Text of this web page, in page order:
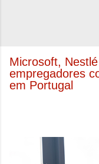
Microsoft,
empregadores
em Portugal